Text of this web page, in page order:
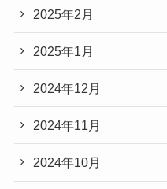
2025年2月
2025年1月
2024年12月
2024年11月
2024年10月